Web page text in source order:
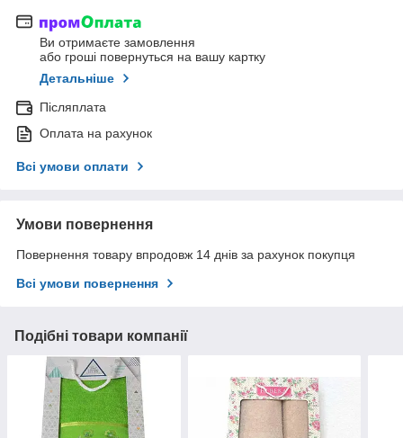
Ви отримаєте замовлення
або гроші повернуться на вашу картку
Детальніше
Післяплата
Оплата на рахунок
Всі умови оплати
Умови повернення
Повернення товару впродовж 14 днів за рахунок покупця
Всі умови повернення
Подібні товари компанії